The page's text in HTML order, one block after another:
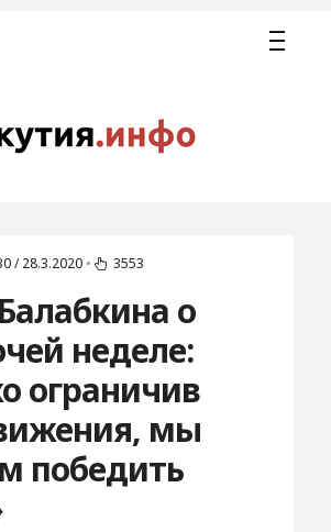
/ 28.3.2020 • 3553
о
неделе:
ограничив
мы
победить